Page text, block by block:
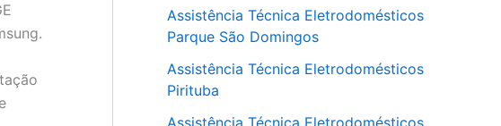
Assistência Técnica Eletrodomésticos
Parque São Domingos
Assistência Técnica Eletrodomésticos
Pirituba
Assistência Técnica Eletrodomésticos